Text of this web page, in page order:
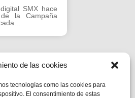
de las cookies
tecnologías como las cookies para
El consentimiento de estas
SMX hace
la Campaña